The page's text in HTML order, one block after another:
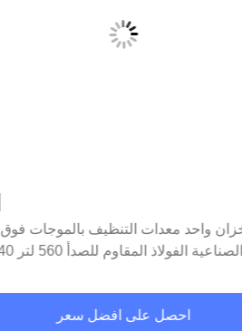
واحد معدات التنظيف بالموجات فوق
احصل على افضل سعر